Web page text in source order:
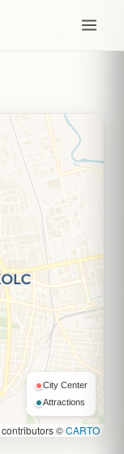
City Center
Attractions
contributors ©CARTO